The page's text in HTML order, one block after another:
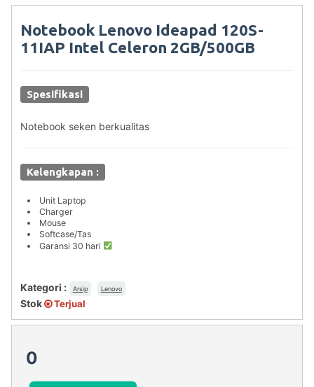
Notebook Lenovo Ideapad 120S-
11IAP Intel Celeron 2GB/500GB
Spesifikasi
Notebook seken berkualitas
Kelengkapan :
Unit Laptop
Charger
Mouse
Softcase/Tas
Garansi 30 hari
Kategori : Arsip Lenovo
Stok Terjual
0